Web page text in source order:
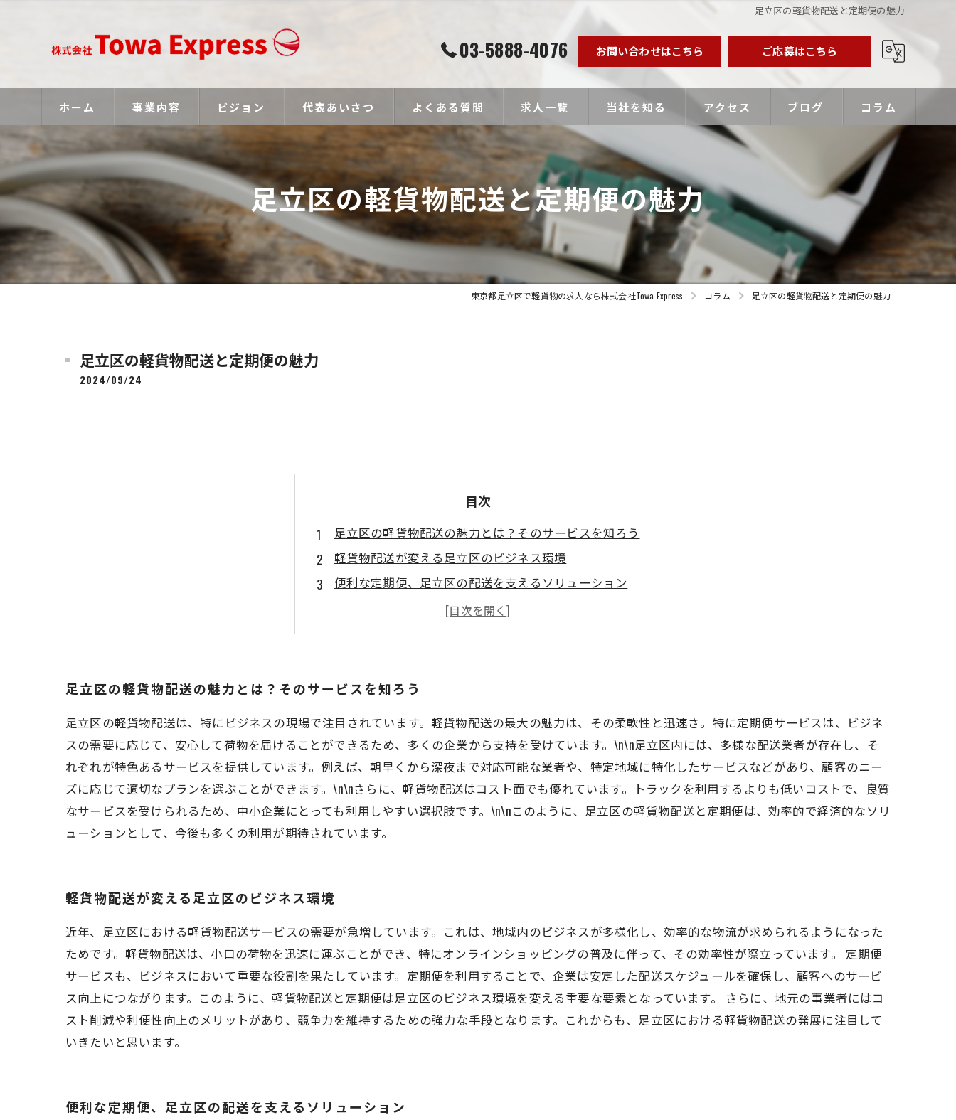
足立区の軽貨物配送と定期便の魅力
03-5888-4076 お問い合わせはこちら ご応募はこちら
ホーム 事業内容 ビジョン 代表あいさつ よくある質問 求人一覧 当社を知る
個人事業主
ドライバー
未経験
経験者優遇
高収入
アクセス ブログ コラム
足立区の軽貨物配送と定期便の魅力
東京都足立区で軽貨物の求人なら株式会社Towa Express コラム 足立区の軽貨物配送と定期便の魅力
足立区の軽貨物配送と定期便の魅力
2024/09/24
目次
足立区の軽貨物配送の魅力とは？そのサービスを知ろう
軽貨物配送が変える足立区のビジネス環境
便利な定期便、足立区の配送を支えるソリューション
依頼が増える！軽貨物配送の成功事例を紹介
足立区での軽貨物配送活用法とそのメリット
足立区の配送をより便利に！定期便サービスの未来
足立区の軽貨物配送の魅力とは？そのサービスを知ろう
足立区の軽貨物配送は、特にビジネスの現場で注目されています。軽貨物配送の最大の魅力は、その柔軟性と迅速さ。特に定期便サービスは、ビジネ
スの需要に応じて、安心して荷物を届けることができるため、多くの企業から支持を受けています。\n\n足立区内には、多様な配送業者が存在し、そ
れぞれが特色あるサービスを提供しています。例えば、朝早くから深夜まで対応可能な業者や、特定地域に特化したサービスなどがあり、顧客のニー
ズに応じて適切なプランを選ぶことができます。\n\nさらに、軽貨物配送はコスト面でも優れています。トラックを利用するよりも低いコストで、良質
なサービスを受けられるため、中小企業にとっても利用しやすい選択肢です。\n\nこのように、足立区の軽貨物配送と定期便は、効率的で経済的なソリ
ューションとして、今後も多くの利用が期待されています。
軽貨物配送が変える足立区のビジネス環境
近年、足立区における軽貨物配送サービスの需要が急増しています。これは、地域内のビジネスが多様化し、効率的な物流が求められるようになった
ためです。軽貨物配送は、小口の荷物を迅速に運ぶことができ、特にオンラインショッピングの普及に伴って、その効率性が際立っています。 定期便
サービスも、ビジネスにおいて重要な役割を果たしています。定期便を利用することで、企業は安定した配送スケジュールを確保し、顧客へのサービ
ス向上につながります。このように、軽貨物配送と定期便は足立区のビジネス環境を変える重要な要素となっています。 さらに、地元の事業者にはコ
スト削減や利便性向上のメリットがあり、競争力を維持するための強力な手段となります。これからも、足立区における軽貨物配送の発展に注目して
いきたいと思います。
便利な定期便、足立区の配送を支えるソリューション